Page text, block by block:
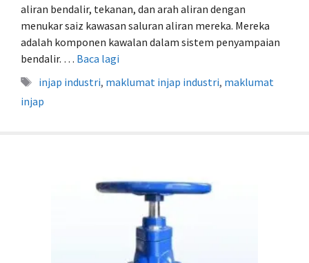
aliran bendalir, tekanan, dan arah aliran dengan
menukar saiz kawasan saluran aliran mereka. Mereka
adalah komponen kawalan dalam sistem penyampaian
bendalir. … Baca lagi
Tag
injap industri, maklumat injap industri, maklumat
injap